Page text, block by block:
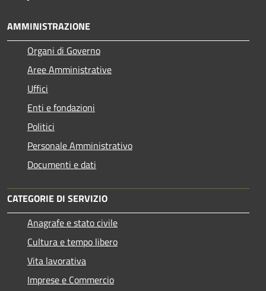
AMMINISTRAZIONE
Organi di Governo
Aree Amministrative
Uffici
Enti e fondazioni
Politici
Personale Amministrativo
Documenti e dati
CATEGORIE DI SERVIZIO
Anagrafe e stato civile
Cultura e tempo libero
Vita lavorativa
Imprese e Commercio